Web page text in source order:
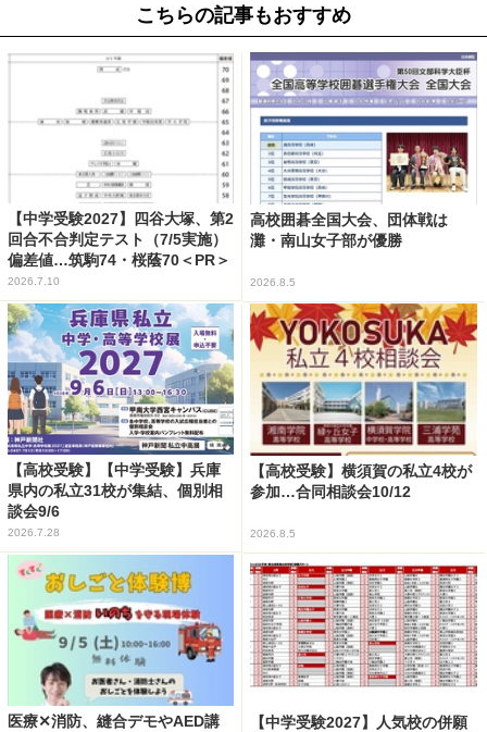
こちらの記事もおすすめ
【中学受験2027】四谷大塚、第2
回合不合判定テスト（7/5実施）
偏差値…筑駒74・桜蔭70＜PR＞
2026.7.10
高校囲碁全国大会、団体戦は
灘・南山女子部が優勝
2026.8.5
【高校受験】【中学受験】兵庫
県内の私立31校が集結、個別相
談会9/6
2026.7.28
【高校受験】横須賀の私立4校が
参加…合同相談会10/12
2026.8.5
医療✕消防、縫合デモやAED講
【中学受験2027】人気校の併願